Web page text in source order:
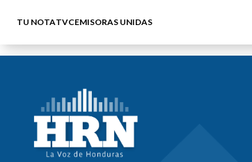
TU NOTATVCEMISORAS UNIDAS